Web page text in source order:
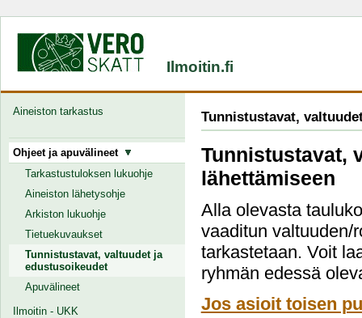
Ilmoitin.fi
Aineiston tarkastus
Ohjeet ja apuvälineet
Tarkastustuloksen lukuohje
Aineiston lähetysohje
Arkiston lukuohje
Tietuekuvaukset
Tunnistustavat, valtuudet ja
edustusoikeudet
Apuvälineet
Ilmoitin - UKK
Tunnistustavat,
Tunnistustavat,
lähettämiseen
Alla olevasta
vaaditun valtuuden/
tarkastetaan. Voit
ryhmän edessä
Jos asioit toisen